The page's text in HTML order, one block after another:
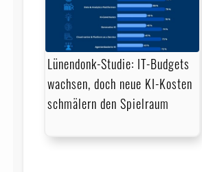
Lünendonk-Studie: IT-Budgets
wachsen, doch neue KI-Kosten
schmälern den Spielraum